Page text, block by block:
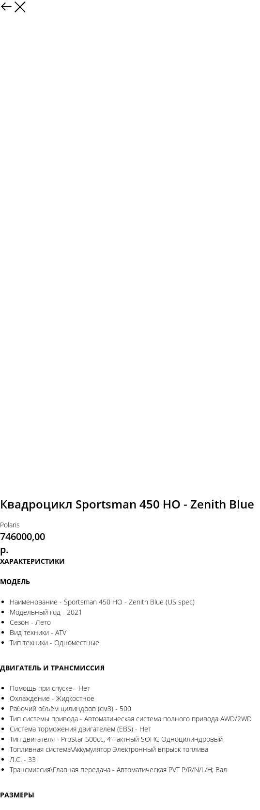
Квадроцикл Sportsman 450 HO - Zenith Blue
Polaris
746000,00
р.
ХАРАКТЕРИСТИКИ
МОДЕЛЬ
Наименование - Sportsman 450 HO - Zenith Blue (US spec)
Модельный год - 2021
Сезон - Лето
Вид техники - ATV
Тип техники - Одноместные
ДВИГАТЕЛЬ И ТРАНСМИССИЯ
Помощь при спуске - Нет
Охлаждение - Жидкостное
Рабочий объём цилиндров (см3) - 500
Тип системы привода - Автоматическая система полного привода AWD/2WD
Система торможения двигателем (EBS) - Нет
Тип двигателя - ProStar 500cc, 4-Тактный SOHC Одноцилиндровый
Топливная система\Аккумулятор Электронный впрыск топлива
Л.С. - 33
Трансмиссия\Главная передача - Автоматическая PVT P/R/N/L/H; Вал
РАЗМЕРЫ